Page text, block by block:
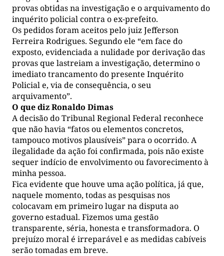
provas obtidas na investigação e o arquivamento do
inquérito policial contra o ex-prefeito.
Os pedidos foram aceitos pelo juiz Jefferson
Ferreira Rodrigues. Segundo ele “em face do
exposto, evidenciada a nulidade por derivação das
provas que lastreiam a investigação, determino o
imediato trancamento do presente Inquérito
Policial e, via de consequência, o seu
arquivamento”.
O que diz Ronaldo Dimas
A decisão do Tribunal Regional Federal reconhece
que não havia “fatos ou elementos concretos,
tampouco motivos plausíveis” para o ocorrido. A
ilegalidade da ação foi confirmada, pois não existe
sequer indício de envolvimento ou favorecimento à
minha pessoa.
Fica evidente que houve uma ação política, já que,
naquele momento, todas as pesquisas nos
colocavam em primeiro lugar na disputa ao
governo estadual. Fizemos uma gestão
transparente, séria, honesta e transformadora. O
prejuízo moral é irreparável e as medidas cabíveis
serão tomadas em breve.